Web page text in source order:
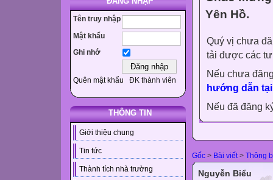
Tên truy nhập
Mật khẩu
Ghi nhớ
Quên mật khẩu ĐK thành viên
THÔNG TIN
Giới thiệu chung
Tin tức
Thành tích nhà trường
Yên Hồ.
Quý vị chưa
tải được các
Nếu chưa
hướng dẫn
Nếu đã đăng
Gốc > Bài viết> Thông
Nguyễn Biểu